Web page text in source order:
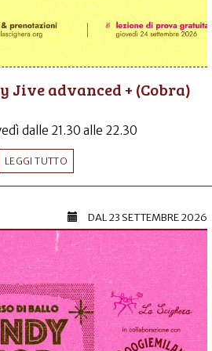
Jive advanced + (Cobra)
dalle 21.30 alle 22.30
LEGGI TUTTO
DAL23 SETTEMBRE 2026